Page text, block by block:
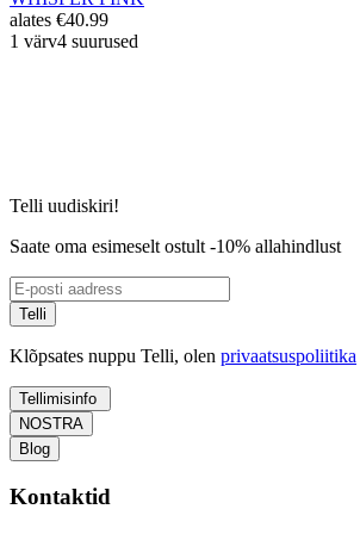
alates €40.99
1 värv4 suurused
Telli uudiskiri!
Saate oma esimeselt ostult -10% allahindlust
Telli
Klõpsates nuppu Telli, olen privaatsuspoliitika
Tellimisinfo
NOSTRA
Blog
Kontaktid